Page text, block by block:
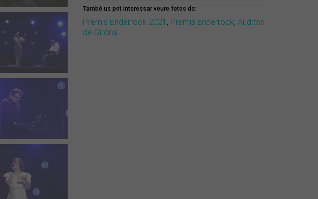
També us pot interessar veure fotos de:
Premis Enderrock 2021 , Premis Enderrock, Auditori
de Girona